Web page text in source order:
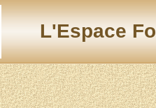
L'Espace